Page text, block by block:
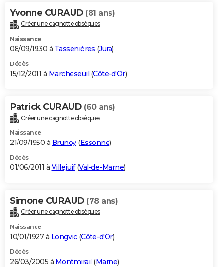
Yvonne CURAUD (81 ans)
Créer une cagnotte obsèques
Naissance
08/09/1930 à Tassenières (Jura)
Décès
15/12/2011 à Marcheseuil (Côte-d'Or)
Patrick CURAUD (60 ans)
Créer une cagnotte obsèques
Naissance
21/09/1950 à Brunoy(Essonne)
Décès
01/06/2011 à Villejuif(Val-de-Marne)
Simone CURAUD (78 ans)
Créer une cagnotte obsèques
Naissance
10/01/1927 à Longvic(Côte-d'Or)
Décès
26/03/2005 à Montmirail (Marne)